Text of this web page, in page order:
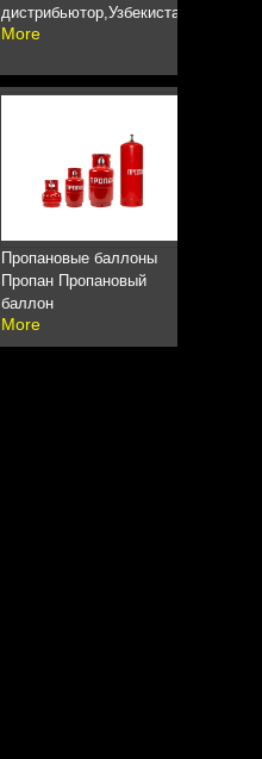
дистрибьютор,Узбекистан
More
Пропановые баллоны
Пропан Пропановый
баллон
More